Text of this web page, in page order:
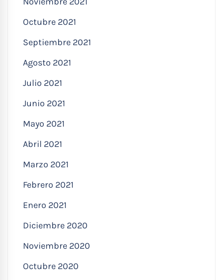
Octubre 2021
Septiembre 2021
Agosto 2021
Julio 2021
Junio 2021
Mayo 2021
Abril 2021
Marzo 2021
Febrero 2021
Enero 2021
Diciembre 2020
Noviembre 2020
Octubre 2020